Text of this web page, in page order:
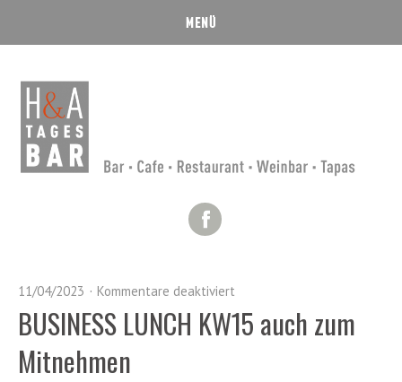
Facebook
11/04/2023 Kommentare deaktiviert
BUSINESS LUNCH KW15 auch zum
Mitnehmen